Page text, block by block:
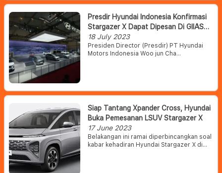
Presdir Hyundai Indonesia Konfirmasi
Stargazer X Dapat Dipesan Di GIIAS
2023
18 July 2023
Presiden Director (Presdir) PT Hyundai
Motors Indonesia Woo jun Cha
Siap Tantang Xpander Cross, Hyundai
Buka Pemesanan LSUV Stargazer X
17 June 2023
Belakangan ini ramai diperbincangkan soal
kabar kehadiran Hyundai Stargazer X di